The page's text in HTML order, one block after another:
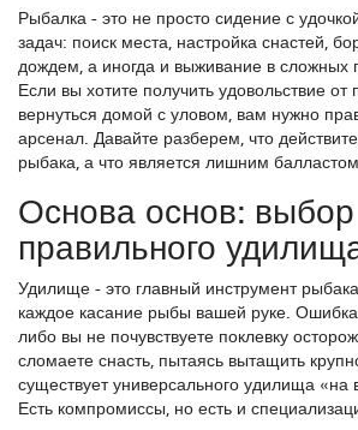
Рыбалка - это не просто сидение с
задач: поиск места, настройка снастей,
дождем, а иногда и выживание в сложных
Если вы хотите получить удовольствие от
вернуться домой с уловом, вам нужно
арсенал. Давайте разберем, что
рыбака, а что является лишним
Основа основ: выбор
правильного
Удилище - это главный инструмент
каждое касание рыбы вашей руке. Ошибка
либо вы не почувствуете поклевку
сломаете снасть, пытаясь вытащить
существует универсального удилища «на
Есть компромиссы, но есть и